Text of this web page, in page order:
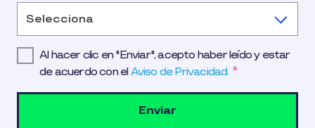
Selecciona
Al hacer clic en "Enviar", acepto haber leído y estar
de acuerdo con elAviso de Privacidad. *